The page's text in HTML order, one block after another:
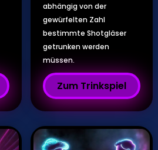
abhängig von der
gewürfelten Zahl
bestimmte Shotgläser
getrunken werden
müssen.
Zum Trinkspiel